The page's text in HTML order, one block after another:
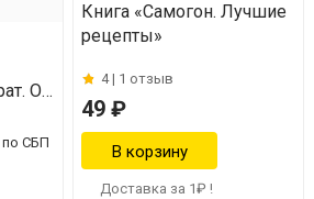
От
Книга «Самогон. Лучшие
рецепты»
4 | 1 отзыв
49 ₽
Доставка за 1₽ !